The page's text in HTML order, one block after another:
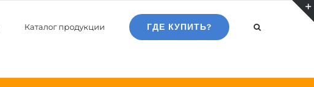
Каталог продукции ГДЕ КУПИТЬ?